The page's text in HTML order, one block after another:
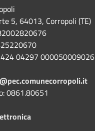
5, 64013, Corropoli (TE)
04297 000050009026
0861.80651